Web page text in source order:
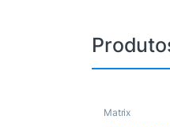
Matrix